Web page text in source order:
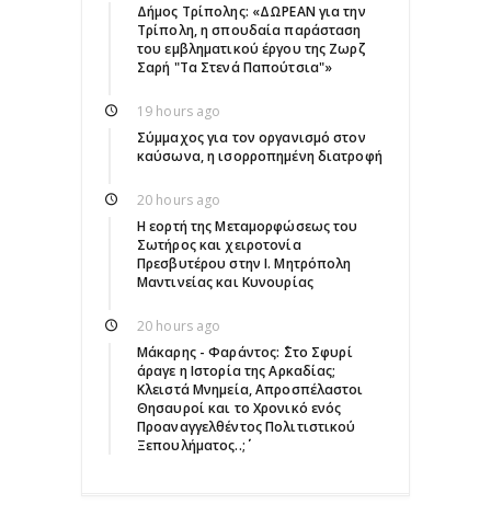
Δήμος Τρίπολης: «ΔΩΡΕΑΝ για την
Τρίπολη, η σπουδαία παράσταση
του εμβληματικού έργου της Ζωρζ
Σαρή "Τα Στενά Παπούτσια"»
19 hours ago
Σύμμαχος για τον οργανισμό στον
καύσωνα, η ισορροπημένη διατροφή
20 hours ago
Η εορτή της Μεταμορφώσεως του
Σωτήρος και χειροτονία
Πρεσβυτέρου στην Ι. Μητρόπολη
Μαντινείας και Κυνουρίας
20 hours ago
Μάκαρης - Φαράντος: ΄΄Στο Σφυρί
άραγε η Ιστορία της Αρκαδίας;
Κλειστά Μνημεία, Απροσπέλαστοι
Θησαυροί και το Χρονικό ενός
Προαναγγελθέντος Πολιτιστικού
Ξεπουλήματος..;΄΄